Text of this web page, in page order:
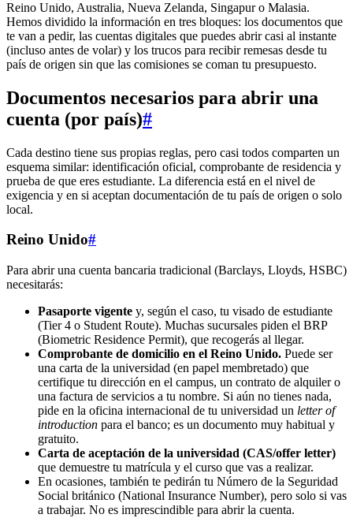
Reino Unido, Australia, Nueva Zelanda, Singapur o Malasia.
Hemos dividido la información en tres bloques: los documentos que
te van a pedir, las cuentas digitales que puedes abrir casi al instante
(incluso antes de volar) y los trucos para recibir remesas desde tu
país de origen sin que las comisiones se coman tu presupuesto.
Documentos necesarios para abrir una
cuenta (por país)#
Cada destino tiene sus propias reglas, pero casi todos comparten un
esquema similar: identificación oficial, comprobante de residencia y
prueba de que eres estudiante. La diferencia está en el nivel de
exigencia y en si aceptan documentación de tu país de origen o solo
local.
Reino Unido#
Para abrir una cuenta bancaria tradicional (Barclays, Lloyds, HSBC)
necesitarás:
Pasaporte vigente y, según el caso, tu visado de estudiante
(Tier 4 o Student Route). Muchas sucursales piden el BRP
(Biometric Residence Permit), que recogerás al llegar.
Comprobante de domicilio en el Reino Unido. Puede ser
una carta de la universidad (en papel membretado) que
certifique tu dirección en el campus, un contrato de alquiler o
una factura de servicios a tu nombre. Si aún no tienes nada,
pide en la oficina internacional de tu universidad un letter of
introduction para el banco; es un documento muy habitual y
gratuito.
Carta de aceptación de la universidad (CAS/offer letter)
que demuestre tu matrícula y el curso que vas a realizar.
En ocasiones, también te pedirán tu Número de la Seguridad
Social británico (National Insurance Number), pero solo si vas
a trabajar. No es imprescindible para abrir la cuenta.